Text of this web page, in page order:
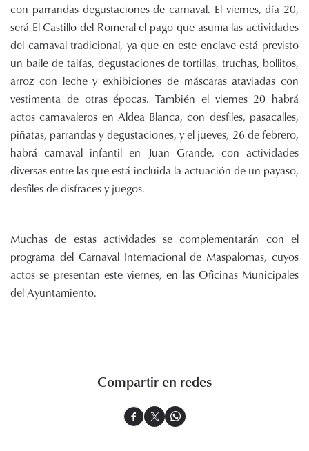
con parrandas degustaciones de carnaval. El viernes, día 20,
será El Castillo del Romeral el pago que asuma las actividades
del carnaval tradicional, ya que en este enclave está previsto
un baile de taifas, degustaciones de tortillas, truchas, bollitos,
arroz con leche y exhibiciones de máscaras ataviadas con
vestimenta de otras épocas. También el viernes 20 habrá
actos carnavaleros en Aldea Blanca, con desfiles, pasacalles,
piñatas, parrandas y degustaciones, y el jueves, 26 de febrero,
habrá carnaval infantil en Juan Grande, con actividades
diversas entre las que está incluida la actuación de un payaso,
desfiles de disfraces y juegos.
Muchas de estas actividades se complementarán con el
programa del Carnaval Internacional de Maspalomas, cuyos
actos se presentan este viernes, en las Oficinas Municipales
del Ayuntamiento.
Compartir en redes